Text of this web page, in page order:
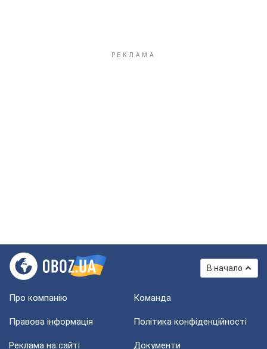
В начало
Про компанію Команда
Правова інформація Політика конфіденційності
Реклама на сайті Документи